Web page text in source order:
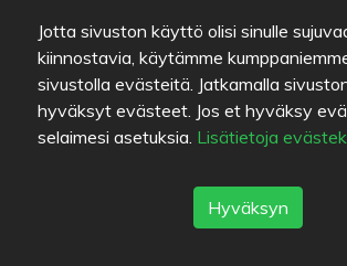
Jotta sivuston käyttö olisi sinulle
kiinnostavia, käytämme
sivustolla evästeitä. Jatkamalla
hyväksyt evästeet. Jos et hyväksy
selaimesi asetuksia. Lisätietoja
Hyväksyn